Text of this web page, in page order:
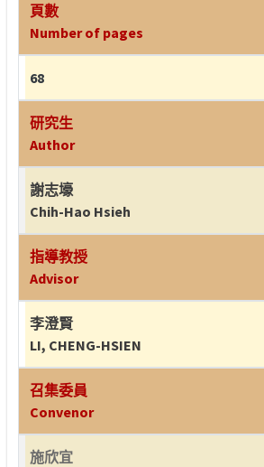
頁數
Number of pages
68
研究生
Author
謝志壕
Chih-Hao Hsieh
指導教授
Advisor
李澄賢
LI, CHENG-HSIEN
召集委員
Convenor
施欣宜